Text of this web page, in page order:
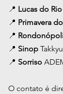
📍 Lucas do
📍 Primavera
📍
📍 Sinop
📍 Sorriso
O contato é